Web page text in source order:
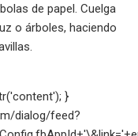
de papel. Cuelga
o árboles, haciendo
}
dialog/feed?